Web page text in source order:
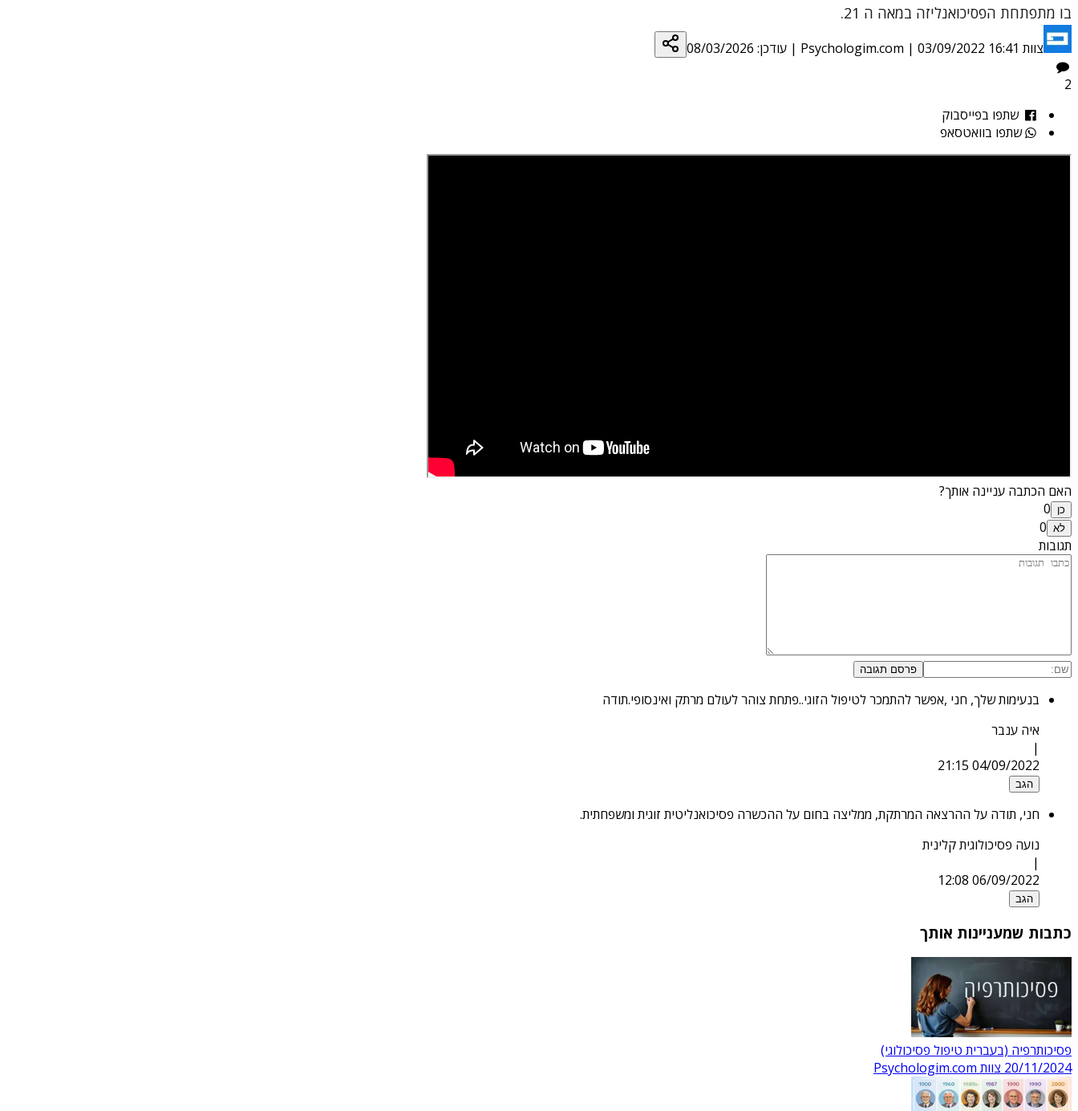
בו מתפתחת הפסיכואנליזה במאה ה 21.
צוות Psychologim.com | 03/09/2022 16:41 | עודכן: 08/03/2026
2
שתפו בפייסבוק
שתפו בוואטסאפ
האם הכתבה עניינה אותך?
כן 0
לא 0
תגובות
פרסם תגובה
בנעימות שלך, חני ,אפשר להתמכר לטיפול הזוגי..פתחת צוהר לעולם מרתק ואינסופי.תודה
איה ענבר
|
04/09/2022 21:15
הגב
חני, תודה על ההרצאה המרתקת, ממליצה בחום על ההכשרה פסיכואנליטית זוגית ומשפחתית.
נועה פסיכולוגית קלינית
|
06/09/2022 12:08
הגב
כתבות שמעניינות אותך
פסיכותרפיה (בעברית טיפול פסיכולוגי)
20/11/2024 צוות Psychologim.com